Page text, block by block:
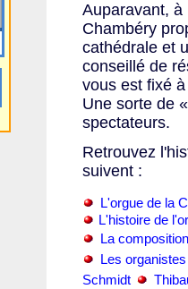
Auparavant, à
Chambéry
cathédrale et
conseillé de
vous est fixé
Une sorte de
spectateurs.
Retrouvez
suivent :
L'orgue de la
L'histoire de
La
Les organistes
Schmidt